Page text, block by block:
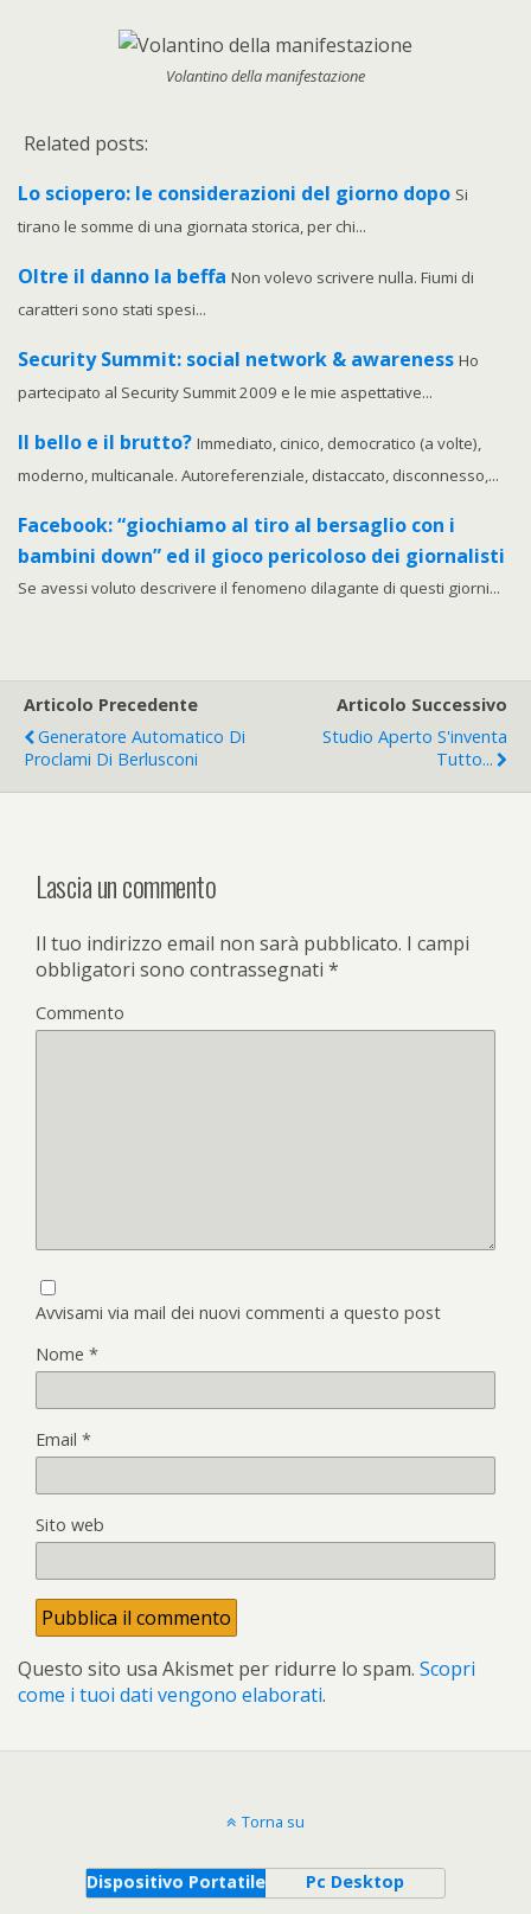
Volantino della manifestazione
Related posts:
Lo sciopero: le considerazioni del giorno dopo Si
tirano le somme di una giornata storica, per chi...
Oltre il danno la beffa Non volevo scrivere nulla. Fiumi di
caratteri sono stati spesi...
Security Summit: social network & awareness Ho
partecipato al Security Summit 2009 e le mie aspettative...
Il bello e il brutto? Immediato, cinico, democratico (a volte),
moderno, multicanale. Autoreferenziale, distaccato, disconnesso,...
Facebook: “giochiamo al tiro al bersaglio con i
bambini down” ed il gioco pericoloso dei giornalisti
Se avessi voluto descrivere il fenomeno dilagante di questi giorni...
Articolo Precedente
Generatore Automatico Di
Proclami Di Berlusconi
Articolo Successivo
Studio Aperto S'inventa
Tutto...
Lascia un commento
Il tuo indirizzo email non sarà pubblicato. I campi
obbligatori sono contrassegnati *
Commento
Avvisami via mail dei nuovi commenti a questo post
Nome *
Email *
Sito web
Questo sito usa Akismet per ridurre lo spam. Scopri
come i tuoi dati vengono elaborati.
Torna su
Dispositivo Portatile Pc Desktop